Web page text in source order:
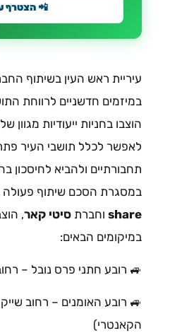
📲 הצטרף
עיריית ראש העין בשיתוף
במיזמים חדשניים לרווחת
הוצבו בחניות ייעודיות מגוון
לאפשר לכלל תושבי העיר
תחבורתיים ולהביא לחיסכון
במסגרת הסכם שיתוף
share וחברת סיטי קאר,
במיקומים הבאים:
🚙 רובע חתני פרס נובל – רחוב
הקאנטרי)